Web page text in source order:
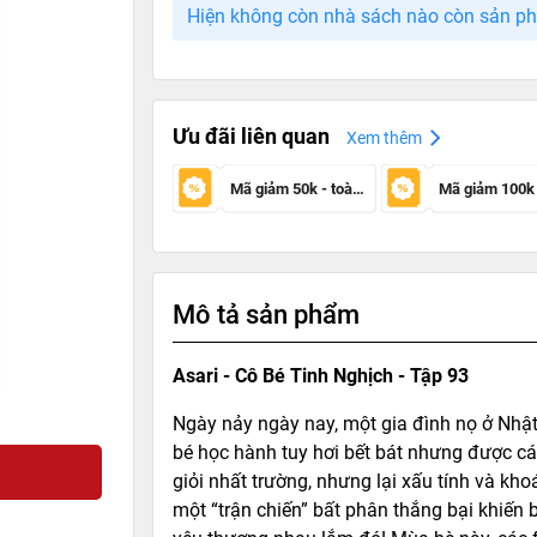
Hiện không còn nhà sách nào còn sản
Ưu đãi liên quan Xem thêm
Mã giảm 50k - toàn sàn
Mô tả sản phẩm
Asari - Cô Bé Tinh Nghịch - Tập 93
Ngày nảy ngày nay, một gia đình nọ ở
bé học hành tuy hơi bết bát nhưng được
giỏi nhất trường, nhưng lại xấu tính và
một “trận chiến” bất phân thắng bại